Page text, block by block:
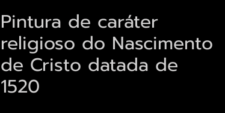
Pintura de caráter
religioso do Nascimento
de Cristo datada de
1520